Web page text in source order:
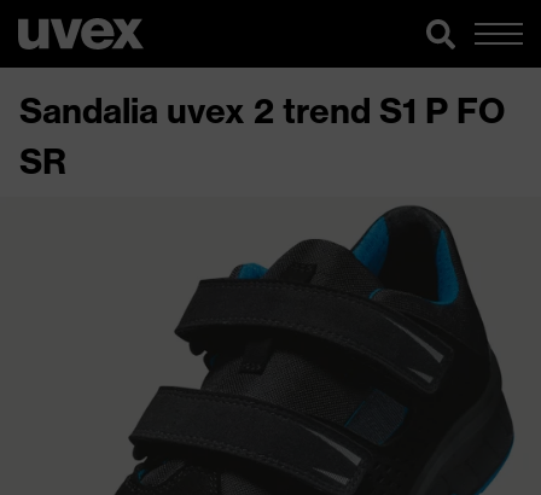
Sandalia uvex 2 trend S1 P FO
SR